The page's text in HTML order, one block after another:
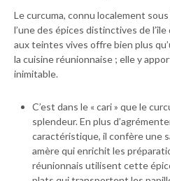
Le curcuma, connu localement
l’une des épices distinctives de
aux teintes vives offre bien plus
la cuisine réunionnaise ; elle y
inimitable.
C’est dans le « cari » que le
splendeur. En plus
caractéristique, il confère une
amère qui enrichit les
réunionnais utilisent cette